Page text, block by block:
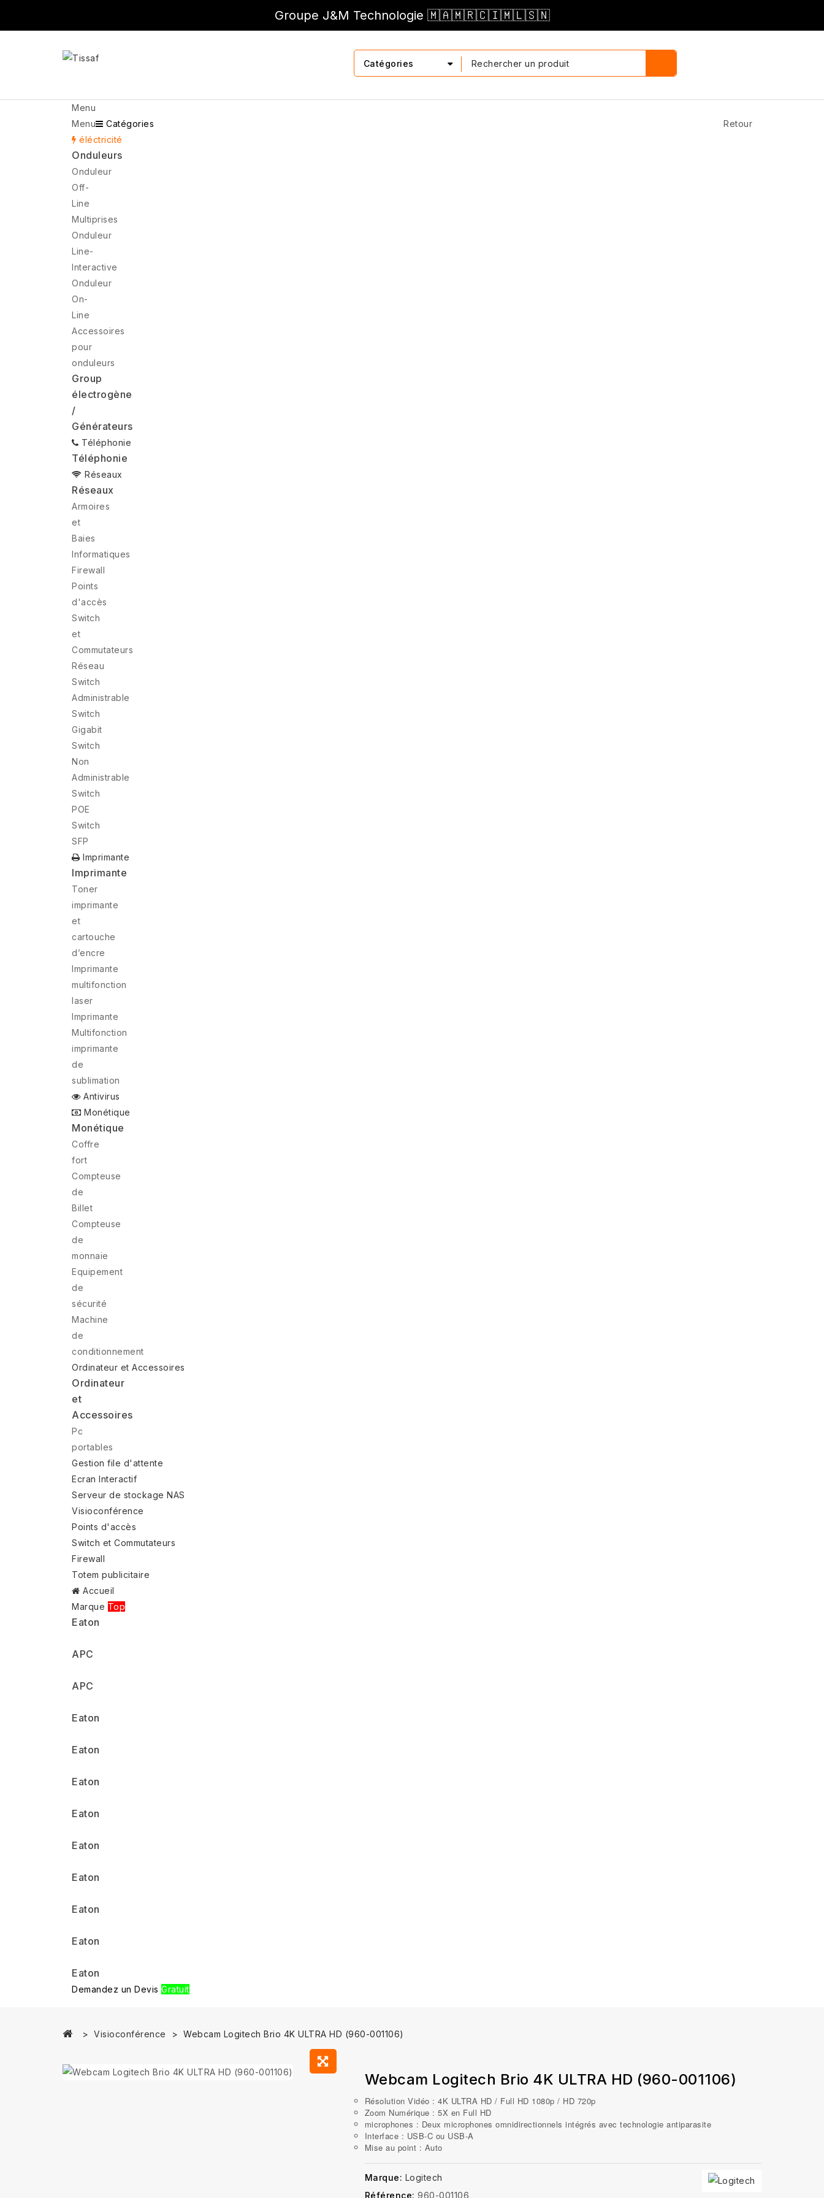
Groupe J&M Technologie 🇲🇦🇲🇷🇨🇮🇲🇱🇸🇳
Catégories
Menu
Menu
Retour
Catégories
éléctricité
Onduleurs
Onduleur
Off-
Line
Multiprises
Onduleur
Line-
Interactive
Onduleur
On-
Line
Accessoires
pour
onduleurs
Group
électrogène
/
Générateurs
Téléphonie
Téléphonie
Réseaux
Réseaux
Armoires
et
Baies
Informatiques
Firewall
Points
d'accès
Switch
et
Commutateurs
Réseau
Switch
Administrable
Switch
Gigabit
Switch
Non
Administrable
Switch
POE
Switch
SFP
Imprimante
Imprimante
Toner
imprimante
et
cartouche
d’encre
Imprimante
multifonction
laser
Imprimante
Multifonction
imprimante
de
sublimation
Antivirus
Monétique
Monétique
Coffre
fort
Compteuse
de
Billet
Compteuse
de
monnaie
Equipement
de
sécurité
Machine
de
conditionnement
Ordinateur et Accessoires
Ordinateur
et
Accessoires
Pc
portables
Gestion file d'attente
Ecran Interactif
Serveur de stockage NAS
Visioconférence
Points d'accès
Switch et Commutateurs
Firewall
Totem publicitaire
Accueil
Marque Top
Eaton
APC
APC
Eaton
Eaton
Eaton
Eaton
Eaton
Eaton
Eaton
Eaton
Eaton
Demandez un Devis Gratuit
Visioconférence Webcam Logitech Brio 4K ULTRA HD (960-001106)
Webcam Logitech Brio 4K ULTRA HD (960-001106)
Résolution Vidéo : 4K ULTRA HD / Full HD 1080p / HD 720p
Zoom Numérique : 5X en Full HD
microphones : Deux microphones omnidirectionnels intégrés avec technologie antiparasite
Interface : USB-C ou USB-A
Mise au point : Auto
Marque: Logitech
Référence: 960-001106